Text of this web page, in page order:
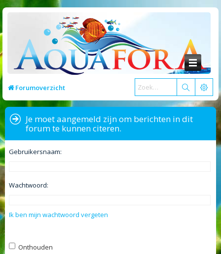
Forumoverzicht
Je moet aangemeld zijn om berichten in dit
forum te kunnen citeren.
Gebruikersnaam:
Wachtwoord:
Ik ben mijn wachtwoord vergeten
Onthouden